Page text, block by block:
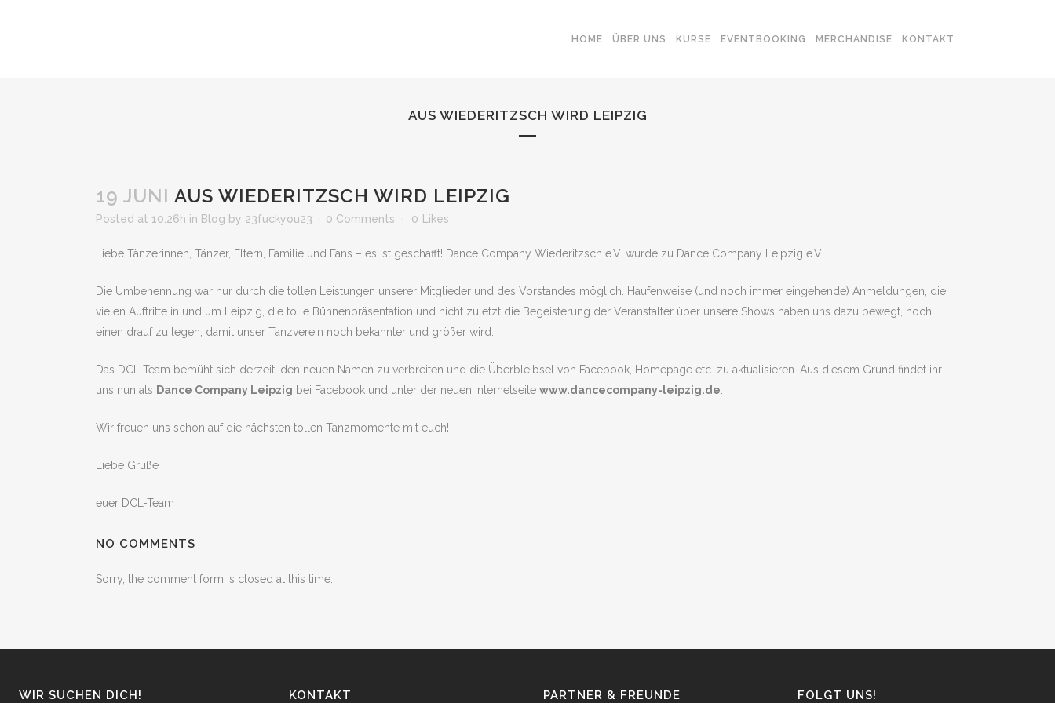
HOME ÜBER UNS KURSE EVENTBOOKING MERCHANDISE KONTAKT
AUS WIEDERITZSCH WIRD LEIPZIG
19 JUNI AUS WIEDERITZSCH WIRD LEIPZIG
Posted at 10:26h in Blog by 23fuckyou23 0 Comments 0 Likes
Liebe Tänzerinnen, Tänzer, Eltern, Familie und Fans – es ist geschafft! Dance Company Wiederitzsch e.V. wurde zu Dance Company Leipzig e.V.
Die Umbenennung war nur durch die tollen Leistungen unserer Mitglieder und des Vorstandes möglich. Haufenweise (und noch immer eingehende) Anmeldungen, die
vielen Auftritte in und um Leipzig, die tolle Bühnenpräsentation und nicht zuletzt die Begeisterung der Veranstalter über unsere Shows haben uns dazu bewegt, noch
einen drauf zu legen, damit unser Tanzverein noch bekannter und größer wird.
Das DCL-Team bemüht sich derzeit, den neuen Namen zu verbreiten und die Überbleibsel von Facebook, Homepage etc. zu aktualisieren. Aus diesem Grund findet ihr
uns nun als Dance Company Leipzig bei Facebook und unter der neuen Internetseite www.dancecompany-leipzig.de
Wir freuen uns schon auf die nächsten tollen Tanzmomente mit euch!
Liebe Grüße
euer DCL-Team
NO COMMENTS
Sorry, the comment form is closed at this time.
WIR SUCHEN DICH! KONTAKT PARTNER & FREUNDE FOLGT UNS!